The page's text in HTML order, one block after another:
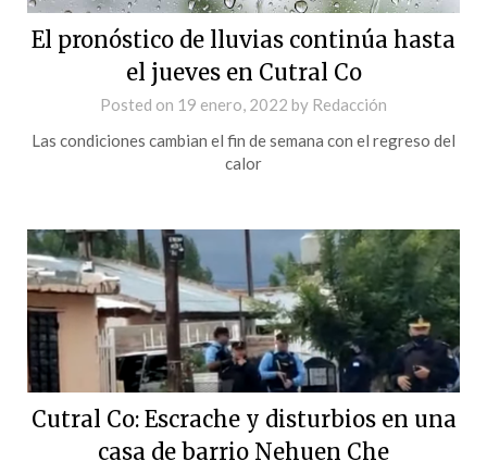
El pronóstico de lluvias continúa hasta
el jueves en Cutral Co
Posted on 19 enero, 2022 by Redacción
Las condiciones cambian el fin de semana con el regreso del
calor
Cutral Co: Escrache y disturbios en una
casa de barrio Nehuen Che